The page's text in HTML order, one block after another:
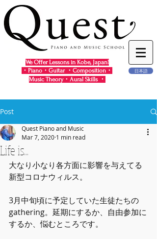
We Offer Lessons in Kobe, Japan!
・Piano・Guitar ・Composition・
Music Theory・Aural Skills ・
日本語
Post
Life is...
Quest Piano and Music
Mar 7, 2020 1 min read
大なり小なり各方面に影響を与えてる
新型コロナウィルス。
3月中旬頃に予定していた生徒たちの
gathering。延期にするか、自由参加に
するか、悩むところです。